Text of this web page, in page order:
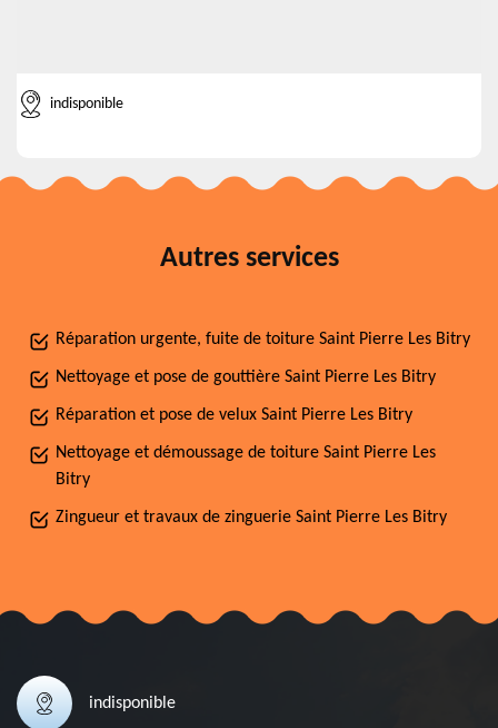
indisponible
Autres services
Réparation urgente, fuite de toiture Saint Pierre Les Bitry
Nettoyage et pose de gouttière Saint Pierre Les Bitry
Réparation et pose de velux Saint Pierre Les Bitry
Nettoyage et démoussage de toiture Saint Pierre Les
Bitry
Zingueur et travaux de zinguerie Saint Pierre Les Bitry
indisponible